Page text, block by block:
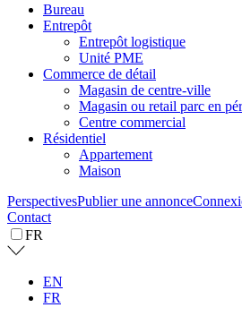
Bureau
Entrepôt
Entrepôt logistique
Unité PME
Commerce de détail
Magasin de centre-ville
Magasin ou retail parc en
Centre commercial
Résidentiel
Appartement
Maison
PerspectivesPublier une annonce
Contact
FR
EN
FR